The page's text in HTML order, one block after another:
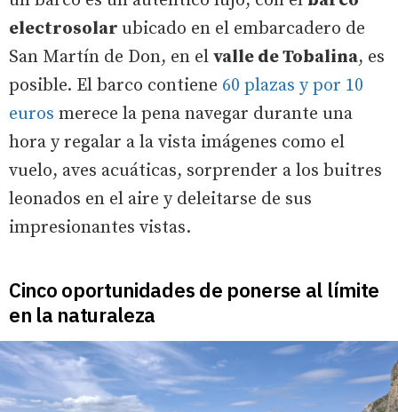
electrosolar ubicado en el embarcadero de
San Martín de Don, en el valle de Tobalina, es
posible. El barco contiene 60 plazas y por 10
euros merece la pena navegar durante una
hora y regalar a la vista imágenes como el
vuelo, aves acuáticas, sorprender a los buitres
leonados en el aire y deleitarse de sus
impresionantes vistas.
Cinco oportunidades de ponerse al límite
en la naturaleza